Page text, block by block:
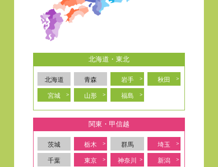
北海道・東北
北海道 青森 岩手 秋田
宮城 山形 福島
関東・甲信越
茨城 栃木 群馬 埼玉
千葉 東京 神奈川 新潟